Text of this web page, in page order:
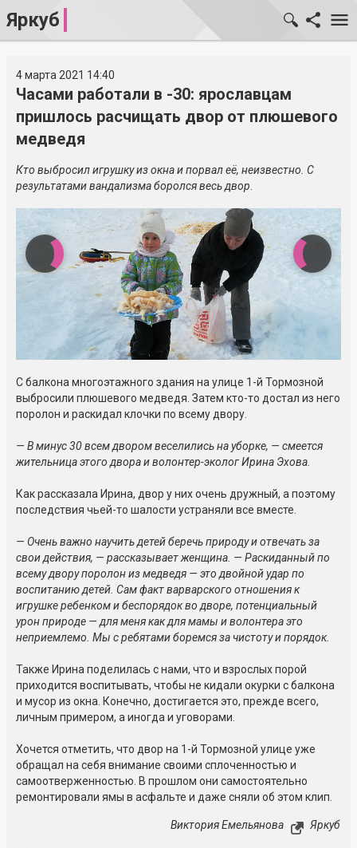
Яркуб
4 марта 2021 14:40
Часами работали в -30: ярославцам
пришлось расчищать двор от плюшевого
медведя
Кто выбросил игрушку из окна и порвал её, неизвестно. С
результатами вандализма боролся весь двор
С балкона многоэтажного здания на улице 1-й Тормозной
выбросили плюшевого медведя. Затем кто-то достал из него
поролон и раскидал клочки по всему двору.
— В минус 30 всем двором веселились на уборке, — смеется
жительница этого двора и волонтер-эколог Ирина Эхова.
Как рассказала Ирина, двор у них очень дружный, а поэтому
последствия чьей-то шалости устраняли все вместе.
— Очень важно научить детей беречь природу и отвечать за
свои действия, — рассказывает женщина. — Раскиданный по
всему двору поролон из медведя — это двойной удар по
воспитанию детей. Сам факт варварского отношения к
игрушке ребенком и беспорядок во дворе, потенциальный
урон природе — для меня как для мамы и волонтера это
неприемлемо. Мы с ребятами боремся за чистоту и порядок.
Также Ирина поделилась с нами, что и взрослых порой
приходится воспитывать, чтобы не кидали окурки с балкона
и мусор из окна. Конечно, достигается это, прежде всего,
личным примером, а иногда и уговорами.
Хочется отметить, что двор на 1-й Тормозной улице уже
обращал на себя внимание своими сплоченностью и
самоотверженностью. В прошлом они самостоятельно
ремонтировали ямы в асфальте и даже сняли об этом клип.
Виктория Емельянова Яркуб